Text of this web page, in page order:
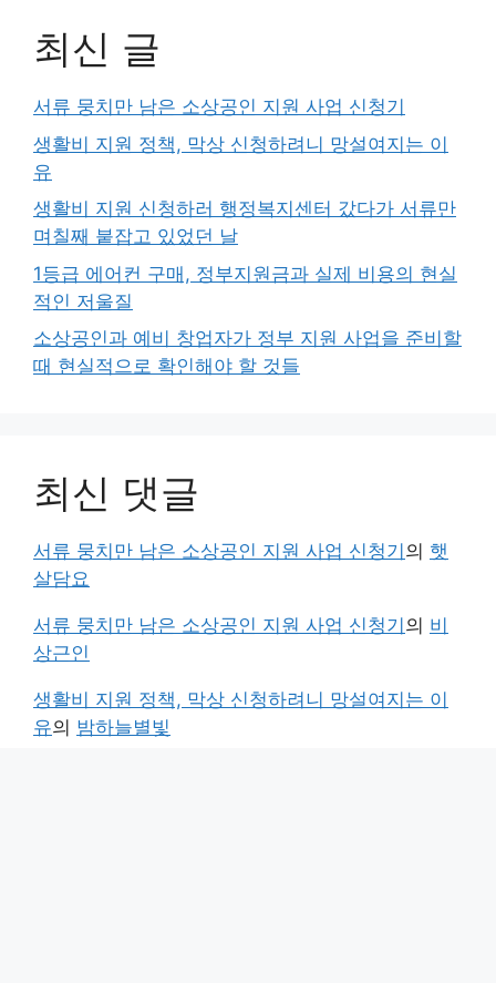
최신 글
서류 뭉치만 남은 소상공인 지원 사업 신청기
생활비 지원 정책, 막상 신청하려니 망설여지는 이
유
생활비 지원 신청하러 행정복지센터 갔다가 서류만
며칠째 붙잡고 있었던 날
1등급 에어컨 구매, 정부지원금과 실제 비용의 현실
적인 저울질
소상공인과 예비 창업자가 정부 지원 사업을 준비할
때 현실적으로 확인해야 할 것들
최신 댓글
서류 뭉치만 남은 소상공인 지원 사업 신청기 의 햇
살담요
서류 뭉치만 남은 소상공인 지원 사업 신청기 의 비
상근인
생활비 지원 정책, 막상 신청하려니 망설여지는 이
유의 밤하늘별빛